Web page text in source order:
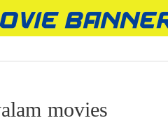
movies